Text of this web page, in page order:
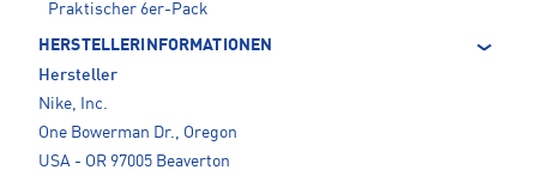
Praktischer 6er-Pack
HERSTELLERINFORMATIONEN
Hersteller
Nike, Inc.
One Bowerman Dr., Oregon
USA - OR 97005 Beaverton